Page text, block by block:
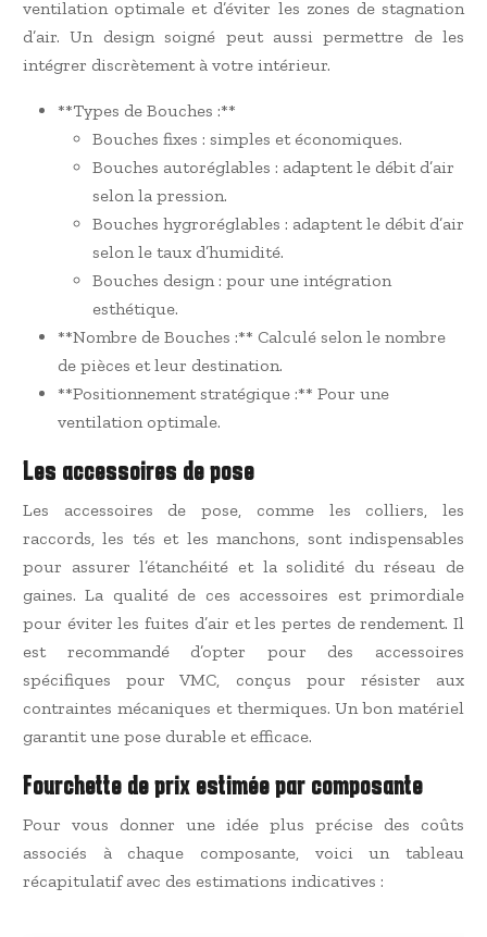
ventilation optimale et d’éviter les zones de stagnation
d’air. Un design soigné peut aussi permettre de les
intégrer discrètement à votre intérieur.
**Types de Bouches :**
Bouches fixes : simples et économiques.
Bouches autoréglables : adaptent le débit d’air
selon la pression.
Bouches hygroréglables : adaptent le débit d’air
selon le taux d’humidité.
Bouches design : pour une intégration
esthétique.
**Nombre de Bouches :** Calculé selon le nombre
de pièces et leur destination.
**Positionnement stratégique :** Pour une
ventilation optimale.
Les accessoires de pose
Les accessoires de pose, comme les colliers, les
raccords, les tés et les manchons, sont indispensables
pour assurer l’étanchéité et la solidité du réseau de
gaines. La qualité de ces accessoires est primordiale
pour éviter les fuites d’air et les pertes de rendement. Il
est recommandé d’opter pour des accessoires
spécifiques pour VMC, conçus pour résister aux
contraintes mécaniques et thermiques. Un bon matériel
garantit une pose durable et efficace.
Fourchette de prix estimée par composante
Pour vous donner une idée plus précise des coûts
associés à chaque composante, voici un tableau
récapitulatif avec des estimations indicatives :